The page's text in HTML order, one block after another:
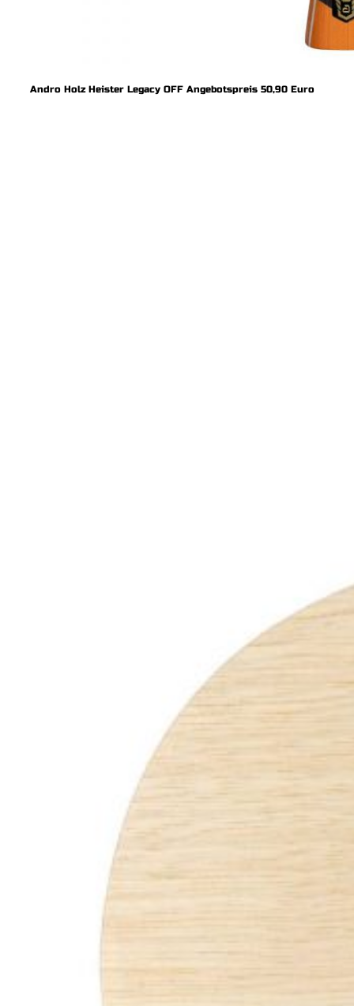
Andro Holz Heister Legacy OFF Angebotspreis 50,90 Euro